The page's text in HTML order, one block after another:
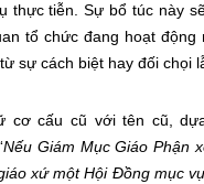
thực tiễn. Sự bổ túc này
tổ chức đang hoạt
sự cách biệt hay đối
cơ cấu cũ với tên cũ,
Nếu Giám Mục Giáo Phận
xứ một Hội Đồng mục